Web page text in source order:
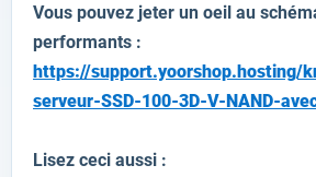
Vous pouvez jeter un oeil au
performants :
https://support.yoorshop.hosting/
serveur-SSD-100-3D-V-NAND-
Lisez ceci aussi :